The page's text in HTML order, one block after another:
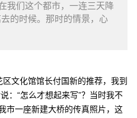
我们这个都市，一连三天降
的时候。那时的情景，心
文化馆馆长付国新的推荐，我到
：“怎么才想起来写”？当时我不
市一座新建大桥的传真照片，这